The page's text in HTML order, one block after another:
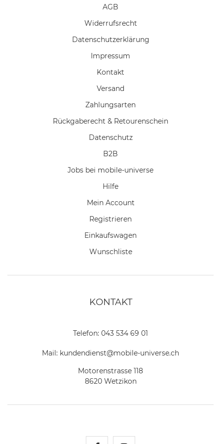
AGB
Widerrufs­recht
Daten­schutz­erklärung
Impressum
Kontakt
Versand
Zahlungsarten
Rückgaberecht & Retourenschein
Datenschutz
B2B
Jobs bei mobile-universe
Hilfe
Mein Account
Registrieren
Einkaufswagen
Wunschliste
KONTAKT
Telefon: 043 534 69 01
Mail: kundendienst@mobile-universe.ch
Motorenstrasse 118
8620 Wetzikon